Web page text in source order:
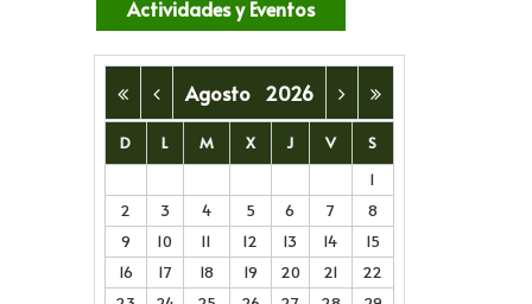
contraseña
Actividades y Eventos
Agosto 2026
D L M X J V
S
1
2
3 4 5 6 7
8
9
10 11 12 13 14
15
16
17 18 19 20 21
22